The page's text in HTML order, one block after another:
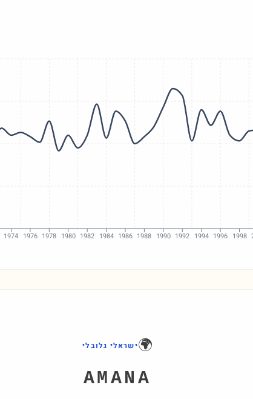
1974 1976 1978 1980 1982 1984 1986 1988 1990 1992 1994 1996 1998
🌍ישראלי גלובלי
AMANA